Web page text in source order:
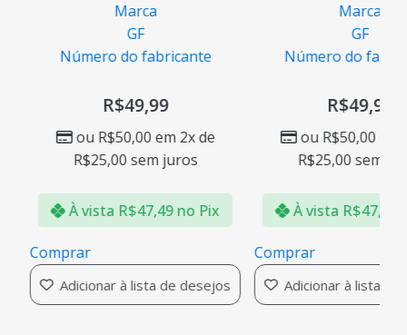
Marca
GF
Número do fabricante
R$49,99
ou R$50,00em 2x de
R$25,00sem juros
À vista R$47,49 no Pix
Comprar
Adicionar à lista de desejos
Marca
GF
Número do
R$49,99
ou R$50,00em
R$25,00sem
À vista R$47,49
Comprar
Adicionar à lista de